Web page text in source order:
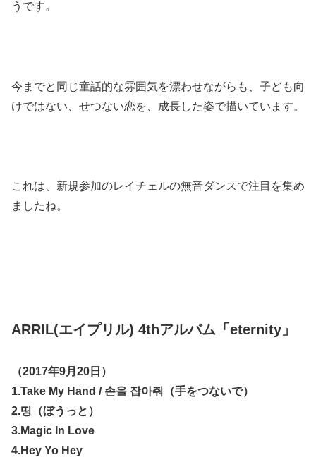
うです。
今までと同じ童話的な雰囲気を漂わせながらも、子ども向
けではない、せつない恋を、成長した姿で描いています。
これは、新規参加のレイチェルの無音ダンスで注目を集め
ましたね。
ARRIL(エイプリル) 4thアルバム「eternity」
（2017年9月20日）
1.Take My Hand / 손을 잡아줘（手をつないで）
2.띵（ぼうっと）
3.Magic In Love
4.Hey Yo Hey